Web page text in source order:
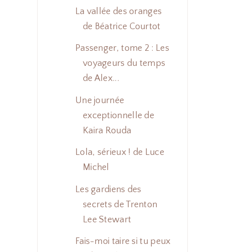
La vallée des oranges
de Béatrice Courtot
Passenger, tome 2 : Les
voyageurs du temps
de Alex...
Une journée
exceptionnelle de
Kaira Rouda
Lola, sérieux ! de Luce
Michel
Les gardiens des
secrets de Trenton
Lee Stewart
Fais-moi taire si tu peux